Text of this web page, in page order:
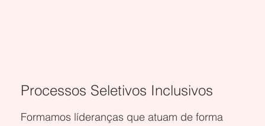
Processos Seletivos Inclusivos
Formamos líderanças que atuam de forma